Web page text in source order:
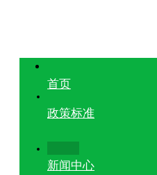
首页
政策标准
新闻中心